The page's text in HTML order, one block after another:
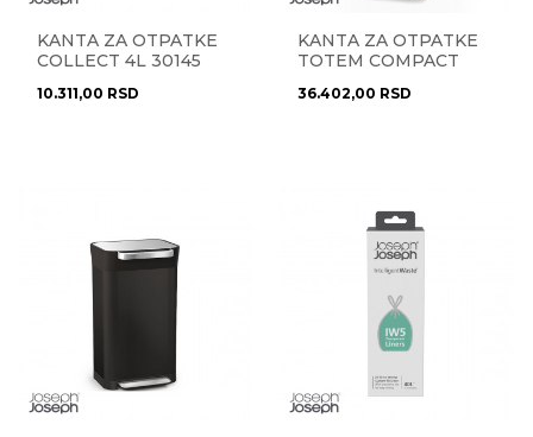
KANTA ZA OTPATKE
COLLECT 4L 30145
10.311,00 RSD
KANTA ZA OTPATKE
TOTEM COMPACT
36.402,00 RSD